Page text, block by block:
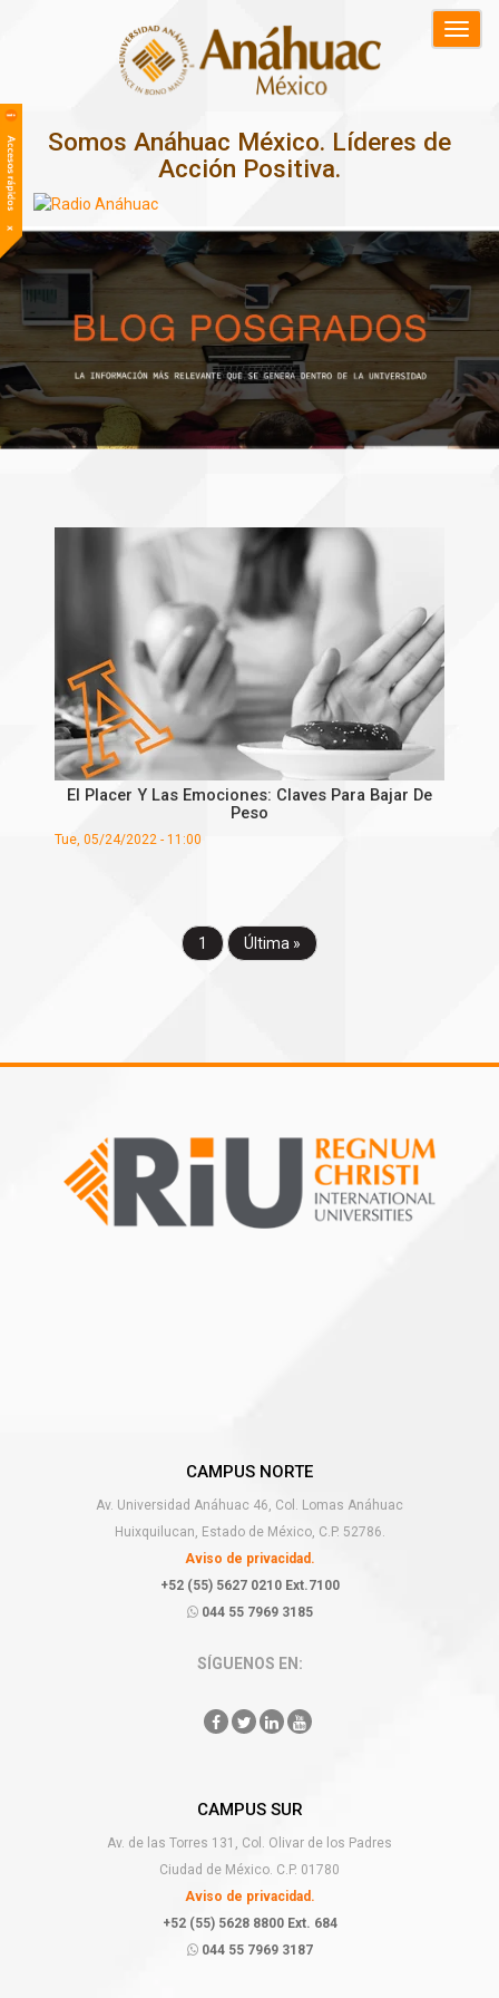
Somos Anáhuac México. Líderes de
Acción Positiva.
El Placer Y Las Emociones: Claves Para Bajar De
Peso
Tue, 05/24/2022 - 11:00
1 Última »
CAMPUS NORTE
Av. Universidad Anáhuac 46, Col. Lomas Anáhuac
Huixquilucan, Estado de México, C.P. 52786.
Aviso de privacidad.
+52 (55) 5627 0210 Ext.7100
044 55 7969 3185
SÍGUENOS EN:
CAMPUS SUR
Av. de las Torres 131, Col. Olivar de los Padres
Ciudad de México. C.P. 01780
Aviso de privacidad.
+52 (55) 5628 8800 Ext. 684
044 55 7969 3187